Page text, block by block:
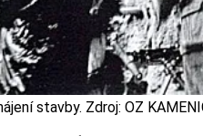
stavby. Zdroj: OZ